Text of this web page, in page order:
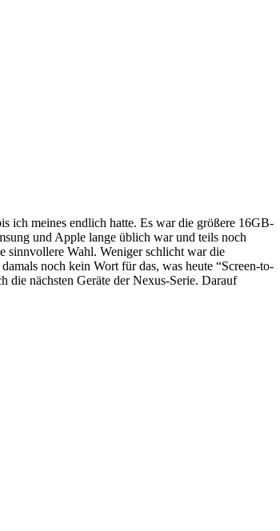
ich meines endlich hatte. Es war die größere 16GB-
und Apple lange üblich war und teils noch
sinnvollere Wahl. Weniger schlicht war die
noch kein Wort für das, was heute “Screen-to-
die nächsten Geräte der Nexus-Serie. Darauf